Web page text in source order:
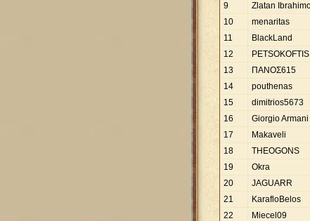
9
Zlatan
10
menaritas
11
BlackLand
12
PETSOKOFTIS
13
ΠΑΝΟΣ615
14
pouthenas
15
dimitrios5673
16
Giorgio Armani
17
Makaveli
18
THEOGONS
19
Okra
20
JAGUARR
21
KarafloBelos
22
Miecel09